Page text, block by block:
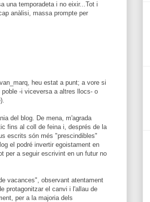
una temporadeta i no eixir...Tot i
anàlisi, massa prompte per
heu estat a punt; a vore si
-i viceversa a altres llocs- o
del blog. De mena, m'agrada
fins al coll de feina i, després de la
escrits són més "prescindibles"
el podré invertir egoistament en
per a seguir escrivint en un futur no
vacances", observant atentament
protagonitzar el canvi i l'allau de
per a la majoria dels